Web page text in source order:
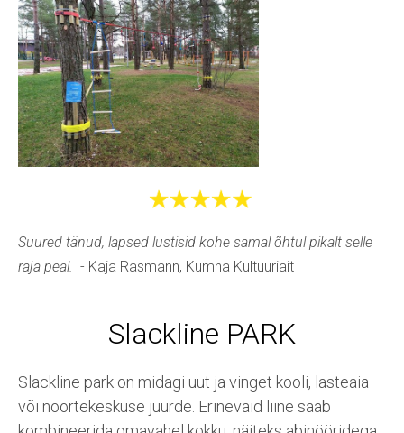
Suured tänud, lapsed lustisid kohe samal õhtul pikalt selle
raja peal. - Kaja Rasmann, Kumna Kultuuriait
Slackline PARK
Slackline park on midagi uut ja vinget kooli, lasteaia
või noortekeskuse juurde. Erinevaid liine saab